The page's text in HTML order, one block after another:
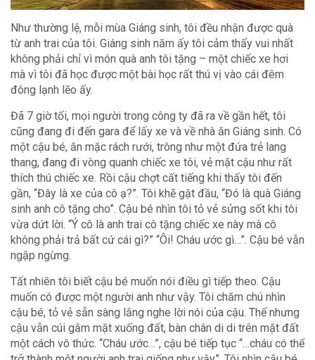
Như thường lệ, mỗi mùa Giáng sinh, tôi đều nhận được quà
từ anh trai của tôi. Giáng sinh năm ấy tôi cảm thấy vui nhất
không phải chỉ vì món quà anh tôi tặng – một chiếc xe hơi
mà vì tôi đã học được một bài học rất thú vị vào cái đêm
đông lạnh lẽo ấy.
Đã 7 giờ tối, mọi người trong công ty đã ra về gần hết, tôi
cũng đang đi đến gara để lấy xe và về nhà ăn Giáng sinh. Có
một cậu bé, ăn mặc rách rưới, trông như một đứa trẻ lang
thang, đang đi vòng quanh chiếc xe tôi, vẻ mặt cậu như rất
thích thú chiếc xe. Rồi cậu chợt cất tiếng khi thấy tôi đến
gần, “Đây là xe của cô ạ?”. Tôi khẽ gật đầu, “Đó là quà Giáng
sinh anh cô tặng cho”. Cậu bé nhìn tôi tỏ vẻ sửng sốt khi tôi
vừa dứt lời. “Ý cô là anh trai cô tặng chiếc xe này mà cô
không phải trả bất cứ cái gì?” “Ôi! Cháu ước gì…”. Cậu bé vẫn
ngập ngừng.
Tất nhiên tôi biết cậu bé muốn nói điều gì tiếp theo. Cậu
muốn có được một người anh như vậy. Tôi chăm chú nhìn
cậu bé, tỏ vẻ sẵn sàng lắng nghe lời nói của cậu. Thế nhưng
cậu vẫn cúi gằm mặt xuống đất, bàn chân di di trên mặt đất
một cách vô thức. “Cháu ước…”, cậu bé tiếp tục “…cháu có thể